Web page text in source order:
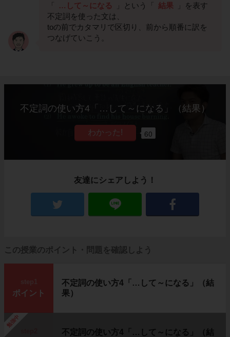
「 …して～になる 」という「 結果
」を表す
不定詞を使った文は、
toの前でカタマリで区切り、前から順番に訳を
つなげていこう。
不定詞の使い方4「…して～になる」（結果）
60
友達にシェアしよう！
この授業のポイント・問題を確認しよう
ポイント
不定詞の使い方4「…して～になる」（結
果）
勉強中
不定詞の使い方4「…して～になる」（結